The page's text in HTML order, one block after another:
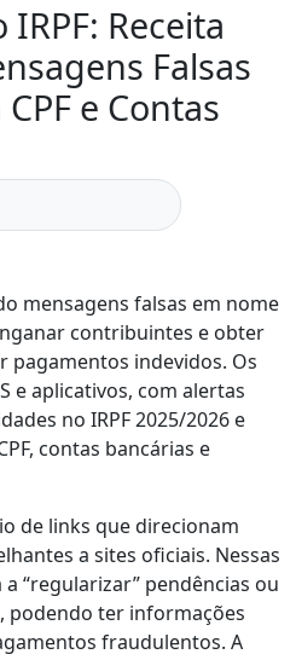
Receita
Falsas
e Contas
mensagens falsas em nome
contribuintes e obter
pagamentos indevidos. Os
e aplicativos, com alertas
no IRPF 2025/2026 e
contas bancárias e
de links que direcionam
a sites oficiais. Nessas
“regularizar” pendências ou
podendo ter informações
fraudulentos. A